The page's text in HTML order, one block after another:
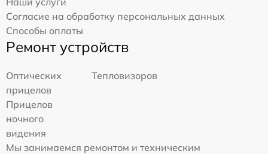
Согласие на обработку персональных данных
Способы оплаты
Ремонт устройств
Оптических
прицелов
Тепловизоров
Прицелов
ночного
видения
Мы занимаемся ремонтом и техническим